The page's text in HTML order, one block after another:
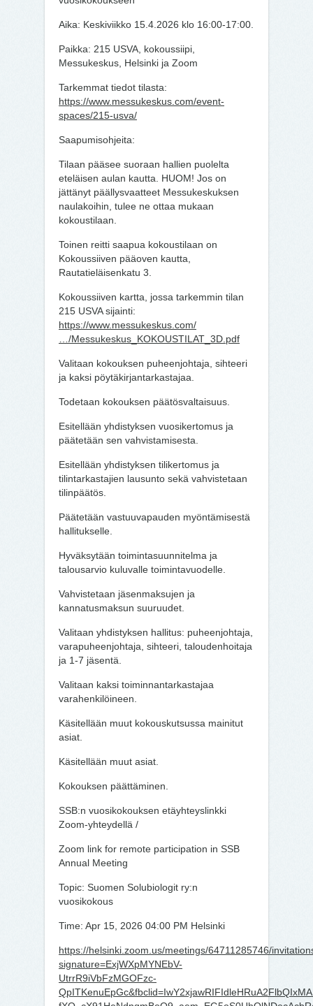
Aika: Keskiviikko 15.4.2026 klo 16:00-17:00.
Paikka: 215 USVA, kokoussiipi,
Messukeskus, Helsinki ja Zoom
Tarkemmat tiedot tilasta:
https://www.messukeskus.com/event-
spaces/215-usva/
Saapumisohjeita:
Tilaan pääsee suoraan hallien puolelta
eteläisen aulan kautta. HUOM! Jos on
jättänyt päällysvaatteet Messukeskuksen
naulakoihin, tulee ne ottaa mukaan
kokoustilaan.
Toinen reitti saapua kokoustilaan on
Kokoussiiven pääoven kautta,
Rautatieläisenkatu 3.
Kokoussiiven kartta, jossa tarkemmin tilan
215 USVA sijainti:
https://www.messukeskus.com/
…/Messukeskus_KOKOUSTILAT_3D.pdf
Valitaan kokouksen puheenjohtaja, sihteeri
ja kaksi pöytäkirjantarkastajaa.
Todetaan kokouksen päätösvaltaisuus.
Esitellään yhdistyksen vuosikertomus ja
päätetään sen vahvistamisesta.
Esitellään yhdistyksen tilikertomus ja
tilintarkastajien lausunto sekä vahvistetaan
tilinpäätös.
Päätetään vastuuvapauden myöntämisestä
hallitukselle.
Hyväksytään toimintasuunnitelma ja
talousarvio kuluvalle toimintavuodelle.
Vahvistetaan jäsenmaksujen ja
kannatusmaksun suuruudet.
Valitaan yhdistyksen hallitus: puheenjohtaja,
varapuheenjohtaja, sihteeri, taloudenhoitaja
ja 1-7 jäsentä.
Valitaan kaksi toiminnantarkastajaa
varahenkilöineen.
Käsitellään muut kokouskutsussa mainitut
asiat.
Käsitellään muut asiat.
Kokouksen päättäminen.
SSB:n vuosikokouksen etäyhteyslinkki
Zoom-yhteydellä /
Zoom link for remote participation in SSB
Annual Meeting
Topic: Suomen Solubiologit ry:n
vuosikokous
Time: Apr 15, 2026 04:00 PM Helsinki
https://helsinki.zoom.us/meetings/64711285746/
signature=ExjWXpMYNEbV-
UtrrR9iVbFzMGOFzc-